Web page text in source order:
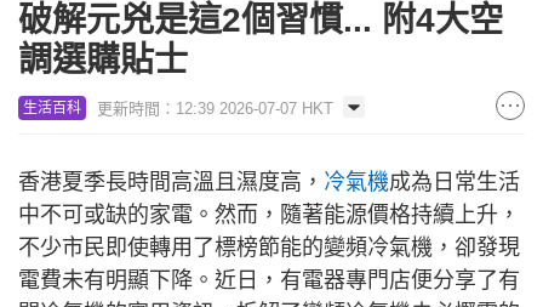
破解元兇是這2個習慣... 附4大空
調選購貼士
生活百科 更新時間：12:39 2026-07-07 HKT
香港夏季長時間高溫且濕度高， 冷氣機成為日常生活
中不可或缺的家電。然而，隨著能源價格持續上升，
不少市民即使轉用了標榜節能的變頻冷氣機，卻發現
電費未有明顯下降。近日，有電器專門店便分享了有